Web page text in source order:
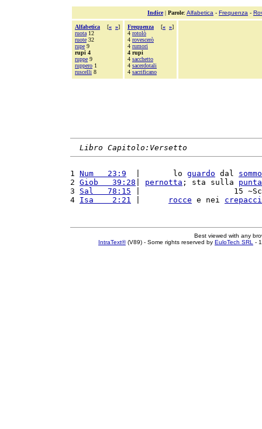
Indice| Parole: Alfabetica - Frequenza -
Alfabetica [« »]
ruota 12
ruote 32
rupe 9
rupi 4
ruppe 9
ruppero 1
ruscelli 8
Frequenza [« »]
4 rotolò
4 rovescerò
4 rumori
4 rupi
4 sacchetto
4 sacerdotali
4 sacrificano
Libro Capitolo:Versetto
1 Num   23:9
  |       lo
guardo dal sommo
2 Giob   39:28 pernotta ; sta sulla punta
3 Sal   78:15 |                    15
4 Isa    2:21 rocce e nei crepacci
Best viewed with any
IntraText®(V89) - Some rights reserved by EuloTech SRL -